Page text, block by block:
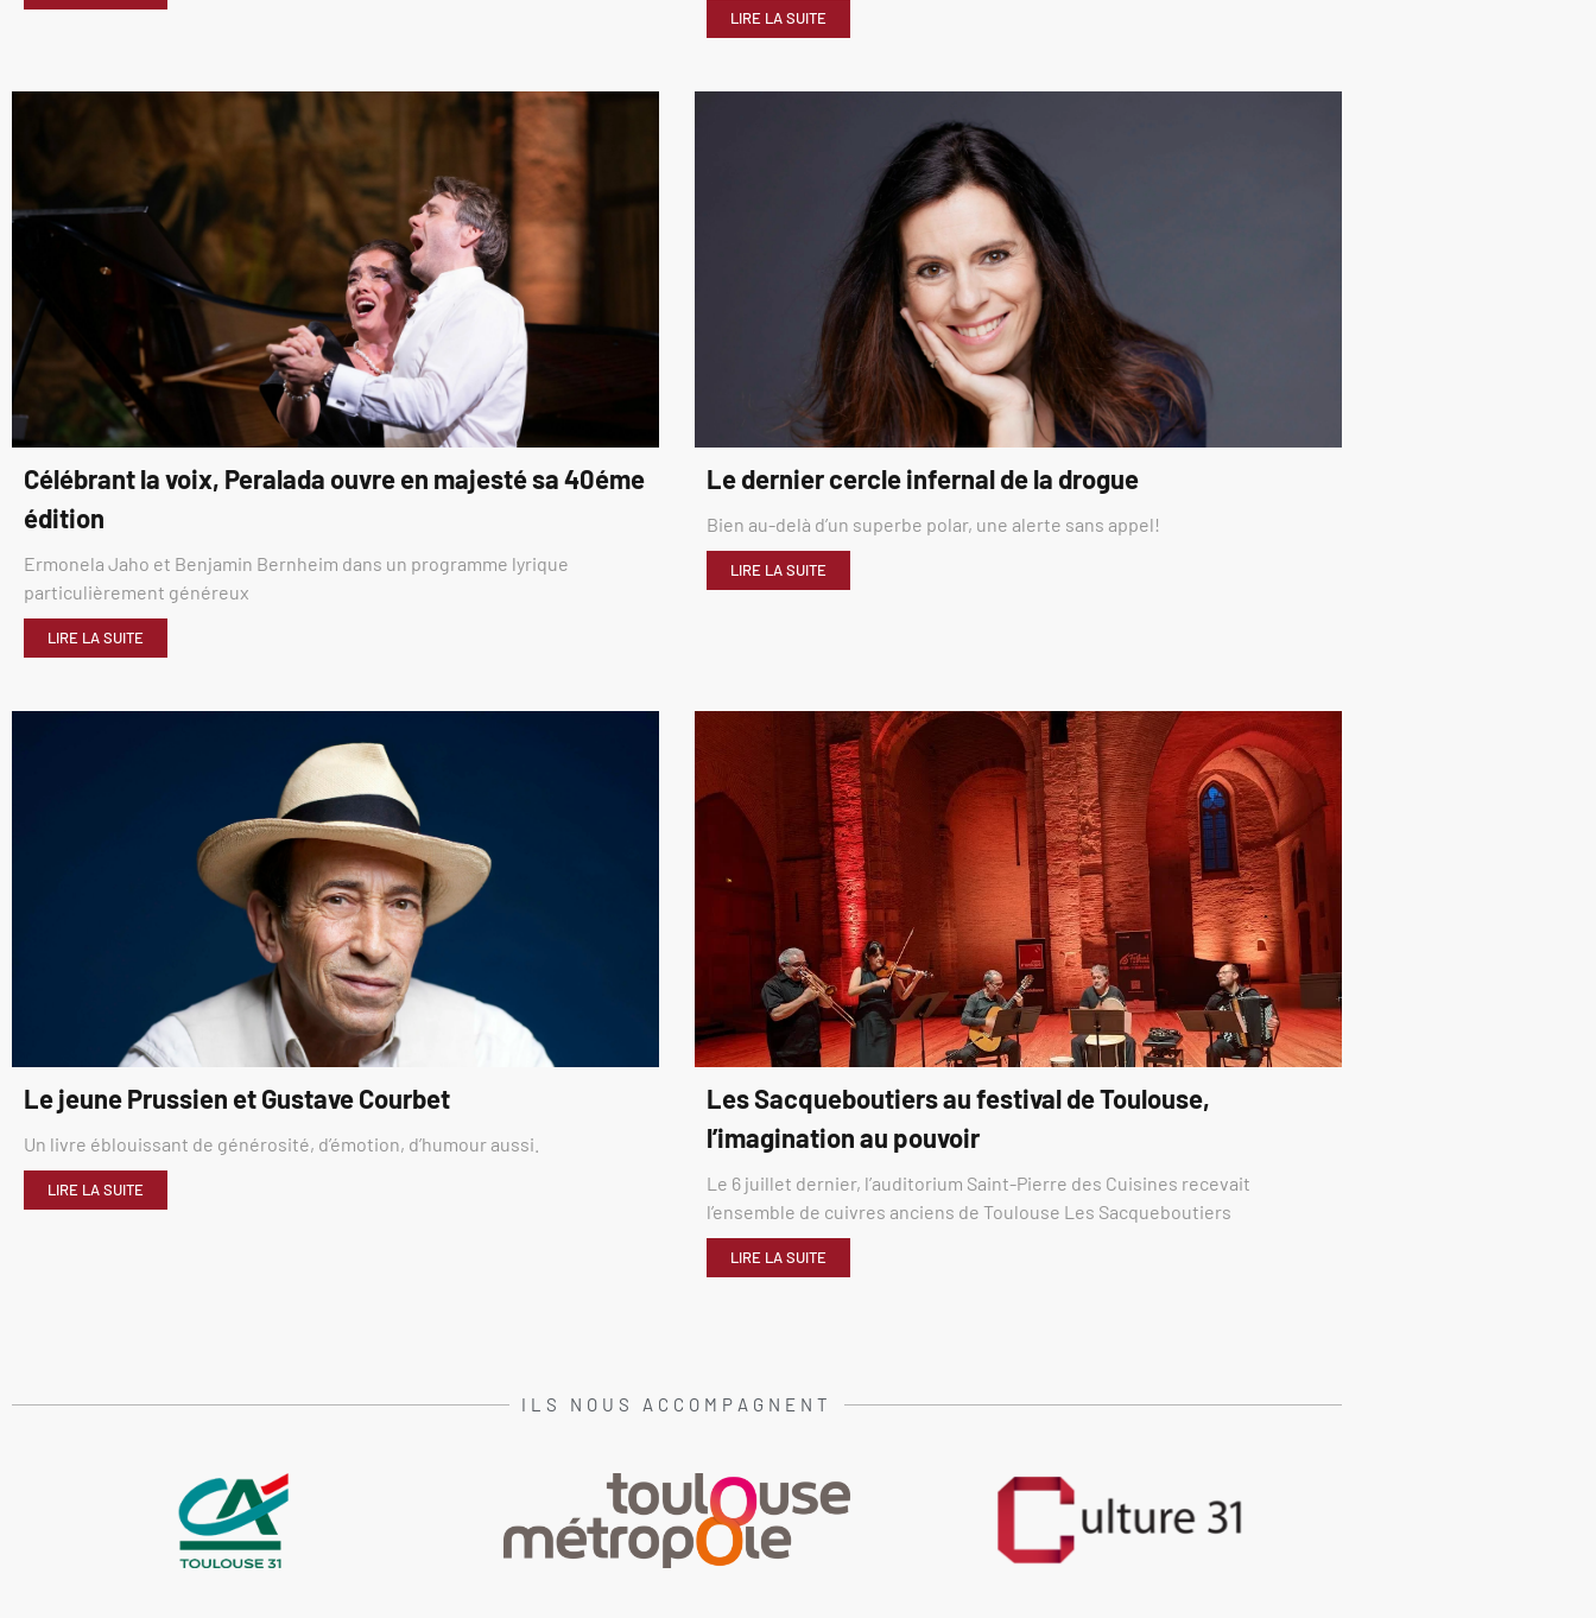
LIRE LA SUITE
Célébrant la voix, Peralada ouvre en majesté sa 40éme
édition
Ermonela Jaho et Benjamin Bernheim dans un programme lyrique
particulièrement généreux
LIRE LA SUITE
Le dernier cercle infernal de la drogue
Bien au-delà d’un superbe polar, une alerte sans appel!
LIRE LA SUITE
Le jeune Prussien et Gustave Courbet
Un livre éblouissant de générosité, d’émotion, d’humour aussi.
LIRE LA SUITE
Les Sacqueboutiers au festival de Toulouse,
l’imagination au pouvoir
Le 6 juillet dernier, l’auditorium Saint-Pierre des Cuisines recevait
l’ensemble de cuivres anciens de Toulouse Les Sacqueboutiers
LIRE LA SUITE
ILS NOUS ACCOMPAGNENT